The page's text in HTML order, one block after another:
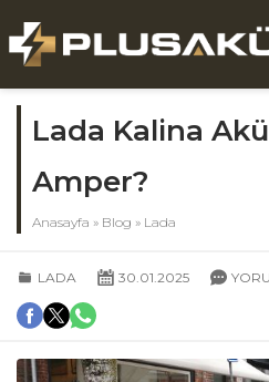
Lada Kalina
Amper?
Anasayfa » Blog » Lada
LADA 30.01.2025